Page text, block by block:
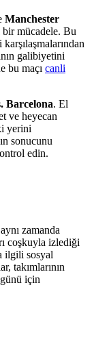
Manchester
mücadele. Bu
galibiyetini
bu maçı canli
Barcelona. El
ve heyecan
yerini
sonucunu
edin.
zamanda
coşkuyla izlediği
ilgili sosyal
takımlarının
için